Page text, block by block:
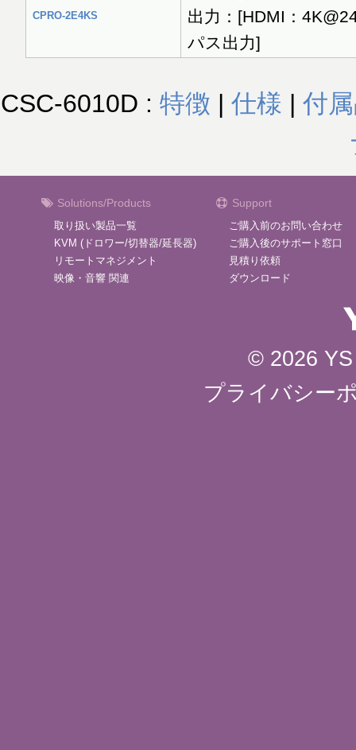
CPRO-2E4KS
出力：[HDMI：
パス出力]
CSC-6010D : 特徴 | 仕様 | 付
Solutions/Products
取り扱い製品一覧
KVM (ドロワー/切替器/延長器)
リモートマネジメント
映像・音響 関連
Support
ご購入前のお問い合わせ
ご購入後のサポート窓口
見積り依頼
ダウンロード
© 2026
プライバシー